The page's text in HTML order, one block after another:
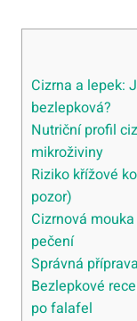
Cizrna a lepek:
bezlepková?
Nutriční profil
mikroživiny
Riziko křížové
pozor)
Cizrnová
pečení
Správná
Bezlepkové
po falafel